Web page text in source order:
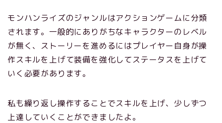
モンハンライズのジャンルはアクションゲームに分類
されます。一般的にありがちなキャラクターのレベル
が無く、ストーリーを進めるにはプレイヤー自身が操
作スキルを上げて装備を強化してステータスを上げて
いく必要があります。
私も繰り返し操作することでスキルを上げ、少しずつ
上達していくことができましたよ。